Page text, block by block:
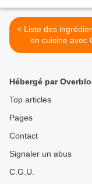
< Liste des ingrédients Tous
en cuisine avec
Lignac, du 9
Hébergé par
Top articles
Pages
Contact
Signaler un abus
C.G.U.